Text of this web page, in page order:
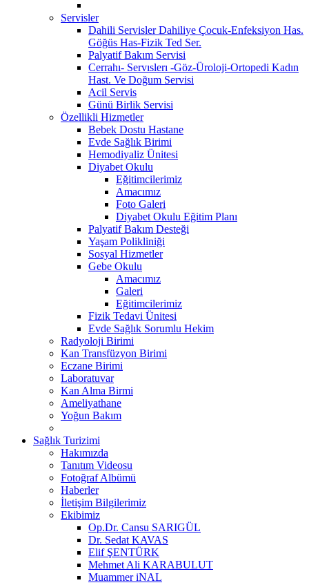
Servisler
Dahili Servisler Dahiliye Çocuk-Enfeksiyon Has.
Göğüs Has-Fizik Ted Ser.
Palyatif Bakım Servisi
Cerrahı- Servıslerı -Göz-Üroloji-Ortopedi Kadın
Hast. Ve Doğum Servisi
Acil Servis
Günü Birlik Servisi
Özellikli Hizmetler
Bebek Dostu Hastane
Evde Sağlık Birimi
Hemodiyaliz Ünitesi
Diyabet Okulu
Eğitimcilerimiz
Amacımız
Foto Galeri
Diyabet Okulu Eğitim Planı
Palyatif Bakım Desteği
Yaşam Polikliniği
Sosyal Hizmetler
Gebe Okulu
Amacımız
Galeri
Eğitimcilerimiz
Fizik Tedavi Ünitesi
Evde Sağlık Sorumlu Hekim
Radyoloji Birimi
Kan Transfüzyon Birimi
Eczane Birimi
Laboratuvar
Kan Alma Birmi
Ameliyathane
Yoğun Bakım
Sağlık Turizimi
Hakımızda
Tanıtım Videosu
Fotoğraf Albümü
Haberler
İletişim Bilgilerimiz
Ekibimiz
Op.Dr. Cansu SARIGÜL
Dr. Sedat KAVAS
Elif ŞENTÜRK
Mehmet Ali KARABULUT
Muammer iNAL